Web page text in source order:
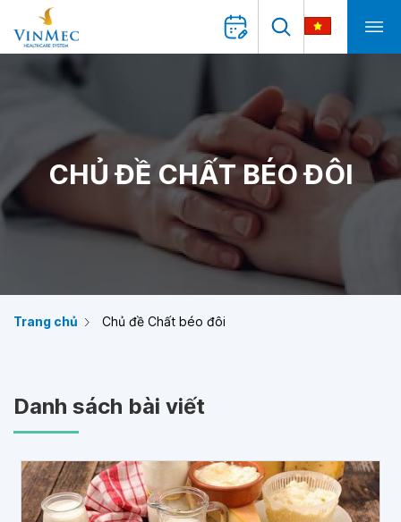
CHỦ ĐỀ CHẤT BÉO ĐÔI
Trang chủ Chủ đề Chất béo đôi
Danh sách bài viết